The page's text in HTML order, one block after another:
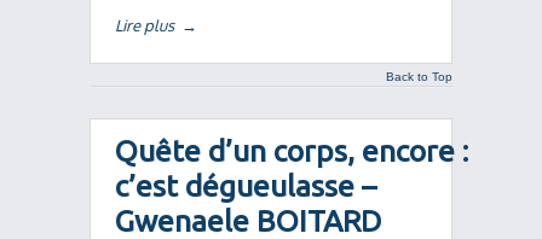
Lire plus →
Back to Top
Quête d’un corps, encore :
c’est dégueulasse –
Gwenaele BOITARD